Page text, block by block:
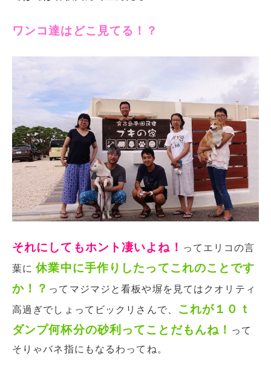
ワンコ達はどこ見てる！？
それにしてもホント凄いよね！ ってエリコの言
葉に休業中に手作りしたってこれのことです
か！？ ってマジマジと看板や塀を見てはクオリティ
高過ぎでしょってビックリさんで、
これが１０ｔ
ダンプ何杯分の砂利ってことだもんね！ って
そりゃバネ指にもなるわってね。